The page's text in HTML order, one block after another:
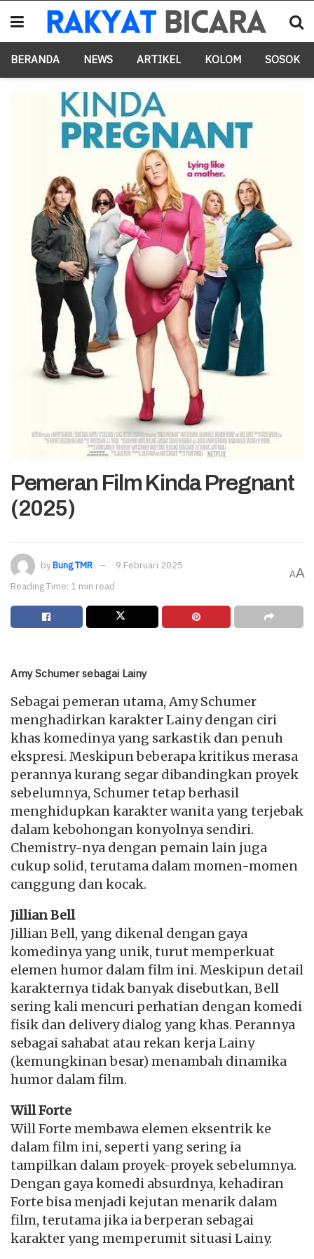
BERANDA NEWS ARTIKEL KOLOM SOSOK
Pemeran Film Kinda Pregnant
(2025)
byBung TMR
9 Februari 2025
Reading Time: 1 min read
AA
Amy Schumer sebagai Lainy
Sebagai pemeran utama, Amy Schumer
menghadirkan karakter Lainy dengan ciri
khas komedinya yang sarkastik dan penuh
ekspresi. Meskipun beberapa kritikus merasa
perannya kurang segar dibandingkan proyek
sebelumnya, Schumer tetap berhasil
menghidupkan karakter wanita yang terjebak
dalam kebohongan konyolnya sendiri.
Chemistry-nya dengan pemain lain juga
cukup solid, terutama dalam momen-momen
canggung dan kocak.
Jillian Bell
Jillian Bell, yang dikenal dengan gaya
komedinya yang unik, turut memperkuat
elemen humor dalam film ini. Meskipun detail
karakternya tidak banyak disebutkan, Bell
sering kali mencuri perhatian dengan komedi
fisik dan delivery dialog yang khas. Perannya
sebagai sahabat atau rekan kerja Lainy
(kemungkinan besar) menambah dinamika
humor dalam film.
Will Forte
Will Forte membawa elemen eksentrik ke
dalam film ini, seperti yang sering ia
tampilkan dalam proyek-proyek sebelumnya.
Dengan gaya komedi absurdnya, kehadiran
Forte bisa menjadi kejutan menarik dalam
film, terutama jika ia berperan sebagai
karakter yang memperumit situasi Lainy.